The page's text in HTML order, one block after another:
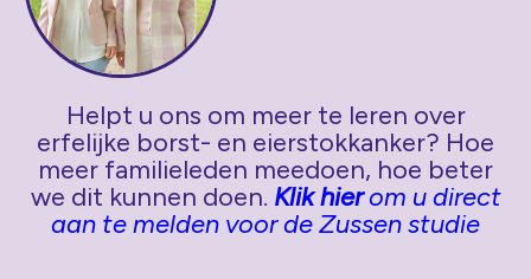
Helpt u ons om meer te leren over
erfelijke borst- en eierstokkanker? Hoe
meer familieleden meedoen, hoe beter
we dit kunnen doen. Klik hierom u direct
aan te melden voor de Zussen studie